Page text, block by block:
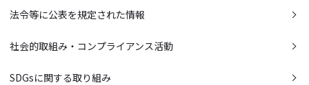
法令等に公表を規定された情報
社会的取組み・コンプライアンス活動
SDGsに関する取り組み